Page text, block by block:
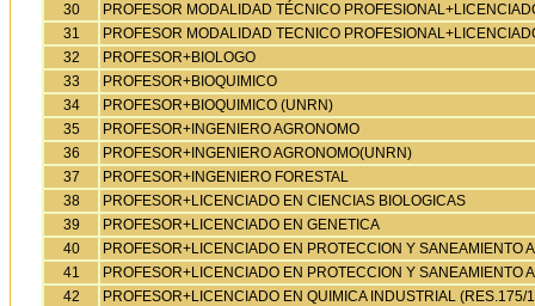
30
PROFESOR MODALIDAD TÉCNICO
31
PROFESOR MODALIDAD TECNICO
32
PROFESOR+BIOLOGO
33
PROFESOR+BIOQUIMICO
34
PROFESOR+BIOQUIMICO (UNRN)
35
PROFESOR+INGENIERO AGRONOMO
36
PROFESOR+INGENIERO AGRONOMO(UNRN)
37
PROFESOR+INGENIERO FORESTAL
38
PROFESOR+LICENCIADO EN CIENCIAS BIOLOGICAS
39
PROFESOR+LICENCIADO EN GENETICA
40
PROFESOR+LICENCIADO EN PROTECCION Y SANEAMIENTO
41
PROFESOR+LICENCIADO EN PROTECCION Y SANEAMIENTO
42
PROFESOR+LICENCIADO EN QUIMICA INDUSTRIAL (RES.175/